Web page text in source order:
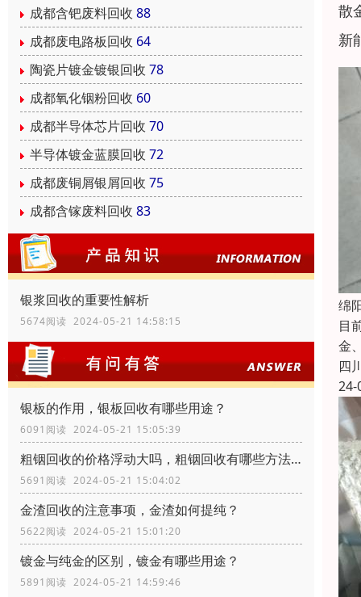
成都含钯废料回收 88
成都废电路板回收 64
陶瓷片镀金镀银回收 78
成都氧化铟粉回收 60
成都半导体芯片回收 70
半导体镀金蓝膜回收 72
成都废铜屑银屑回收 75
成都含镓废料回收 83
银浆回收的重要性解析
5674阅读 2024-05-21 14:58:15
银板的作用，银板回收有哪些用途？
6091阅读 2024-05-21 15:05:39
粗铟回收的价格浮动大吗，粗铟回收有哪些方法？
5691阅读 2024-05-21 15:04:02
金渣回收的注意事项，金渣如何提纯？
5622阅读 2024-05-21 15:01:20
镀金与纯金的区别，镀金有哪些用途？
5891阅读 2024-05-21 14:59:46
散
新
绵
目
金
四
24-